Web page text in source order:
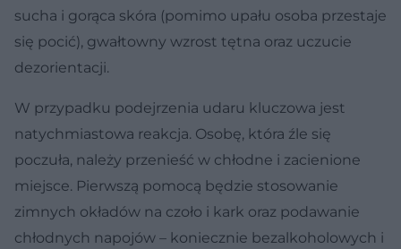
sucha i gorąca skóra (pomimo upału osoba przestaje
się pocić), gwałtowny wzrost tętna oraz uczucie
dezorientacji.
W przypadku podejrzenia udaru kluczowa jest
natychmiastowa reakcja. Osobę, która źle się
poczuła, należy przenieść w chłodne i zacienione
miejsce. Pierwszą pomocą będzie stosowanie
zimnych okładów na czoło i kark oraz podawanie
chłodnych napojów – koniecznie bezalkoholowych i